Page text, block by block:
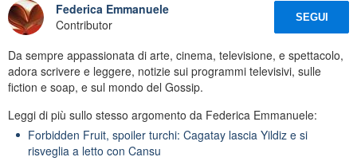
Federica Emmanuele
Contributor
SEGUI
Da sempre appassionata di arte, cinema, televisione, e spettacolo,
adora scrivere e leggere, notizie sui programmi televisivi, sulle
fiction e soap, e sul mondo del Gossip.
Leggi di più sullo stesso argomento da Federica Emmanuele:
Forbidden Fruit, spoiler turchi: Cagatay lascia Yildiz e si
risveglia a letto con Cansu